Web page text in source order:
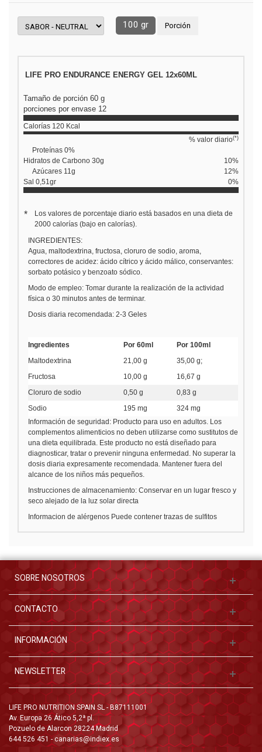
100 gr Porción
LIFE PRO ENDURANCE ENERGY GEL 12x60ML
Tamaño de porción 60 g
porciones por envase 12
Calorías120 Kcal
% valor diario(*)
Proteínas 0%
10%
Hidratos de Carbono30g
12%
Azúcares 11g
0%
Sal 0,51gr
*
Los valores de porcentaje diario está basados en una dieta de
2000 calorías (bajo en calorías).
INGREDIENTES:
Agua, maltodextrina, fructosa, cloruro de sodio, aroma,
correctores de acidez: ácido cítrico y ácido málico, conservantes:
sorbato potásico y benzoato sódico.
Modo de empleo: Tomar durante la realización de la actividad
física o 30 minutos antes de terminar.
Dosis diaria recomendada: 2-3 Geles
Ingredientes Por 60ml
Por 100ml
Maltodextrina
21,00 g
35,00 g;
Fructosa
10,00 g
16,67 g
Cloruro de sodio
0,50 g
0,83 g
Sodio
195 mg
324 mg
Información de seguridad: Producto para uso en adultos. Los
complementos alimenticios no deben utilizarse como sustitutos de
una dieta equilibrada. Este producto no está diseñado para
diagnosticar, tratar o prevenir ninguna enfermedad. No superar la
dosis diaria expresamente recomendada. Mantener fuera del
alcance de los niños más pequeños.
Instrucciones de almacenamiento: Conservar en un lugar fresco y
seco alejado de la luz solar directa
Informacion de alérgenos Puede contener trazas de sulfitos
SOBRE NOSOTROS
CONTACTO
INFORMACIÓN
NEWSLETTER
LIFE PRO NUTRITION SPAIN SL - B87111001
Av. Europa 26 Ático 5,2ª pl.
Pozuelo de Alarcon 28224 Madrid
644 526 451 - canarias@indiex.es